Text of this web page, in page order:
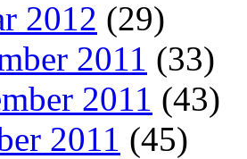
2012 (29)
2011 (33)
2011 (43)
2011 (45)